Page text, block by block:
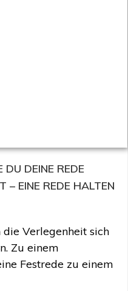
DU DEINE REDE
– EINE REDE HALTEN
Verlegenheit sich
Zu einem
Festrede zu einem